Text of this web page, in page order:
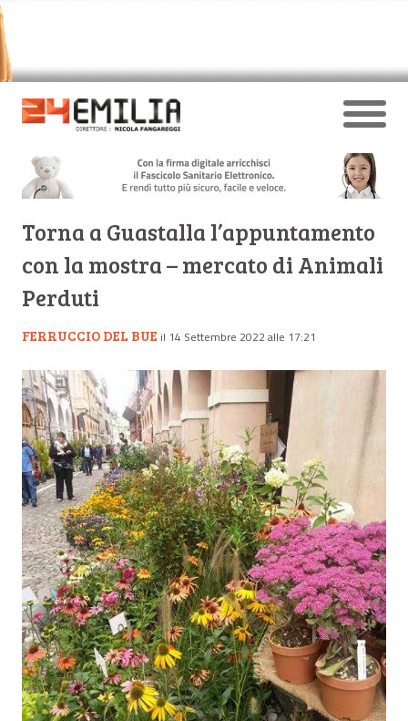
Torna a Guastalla l’appuntamento
con la mostra – mercato di Animali
Perduti
FERRUCCIO DEL BUE il 14 Settembre 2022 alle 17:21